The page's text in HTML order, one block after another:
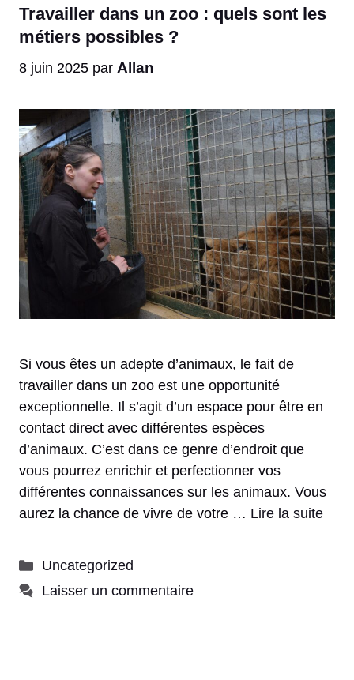
Travailler dans un zoo : quels sont les
métiers possibles ?
8 juin 2025 par Allan
Si vous êtes un adepte d’animaux, le fait de
travailler dans un zoo est une opportunité
exceptionnelle. Il s’agit d’un espace pour être en
contact direct avec différentes espèces
d’animaux. C’est dans ce genre d’endroit que
vous pourrez enrichir et perfectionner vos
différentes connaissances sur les animaux. Vous
aurez la chance de vivre de votre … Lire la suite
Catégories
Uncategorized
Laisser un commentaire